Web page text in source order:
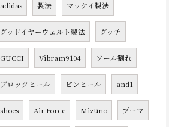
adidas 製法 マッケイ製法
グッドイヤーウェルト製法 グッチ
GUCCI Vibram9104 ソール割れ
ブロックヒール ピンヒール and1
shoes Air Force Mizuno プーマ